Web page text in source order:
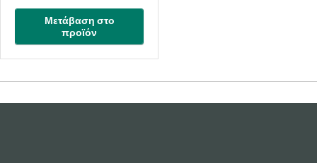
Μετάβαση στο
προϊόν